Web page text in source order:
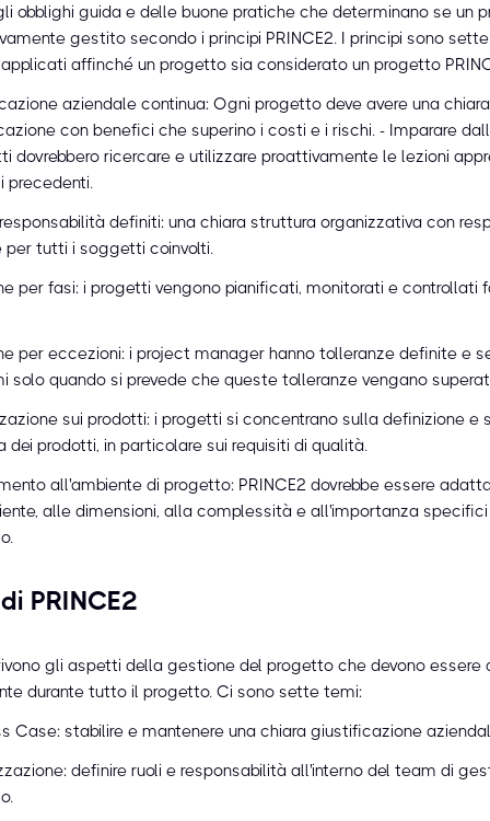
obblighi guida e delle buone pratiche che determinano se un
gestito secondo i principi PRINCE2. I principi sono
affinché un progetto sia considerato un progetto
aziendale continua: Ogni progetto deve avere una chiara
con benefici che superino i costi e i rischi. - Imparare
dovrebbero ricercare e utilizzare proattivamente le lezioni
precedenti.
definiti: una chiara struttura organizzativa con
per tutti i soggetti coinvolti.
per fasi: i progetti vengono pianificati, monitorati e controllati
per eccezioni: i project manager hanno tolleranze definite e
solo quando si prevede che queste tolleranze vengano
sui prodotti: i progetti si concentrano sulla definizione e
dei prodotti, in particolare sui requisiti di qualità.
all'ambiente di progetto: PRINCE2 dovrebbe essere
alle dimensioni, alla complessità e all'importanza
PRINCE2
gli aspetti della gestione del progetto che devono essere
durante tutto il progetto. Ci sono sette temi:
Case: stabilire e mantenere una chiara giustificazione
definire ruoli e responsabilità all'interno del team di